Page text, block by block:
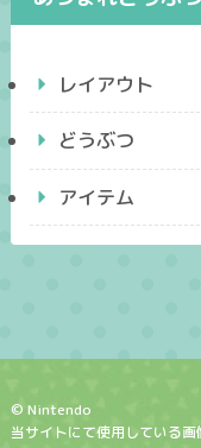
レイアウト
どうぶつ
アイテム
© Nintendo
当サイトにて使用している画